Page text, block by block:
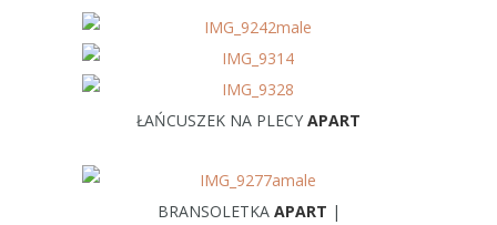
ŁAŃCUSZEK NA PLECY APART
BRANSOLETKA APART |